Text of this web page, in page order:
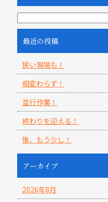
最近の投稿
狭い現場も！
相変わらず！
並行作業！
終わりを迎える！
後、もう少し！
アーカイブ
2026年8月